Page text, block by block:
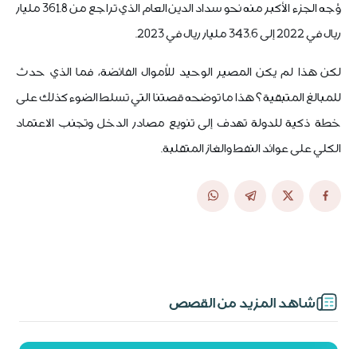
وُجه الجزء الأكبر منه نحو سداد الدين العام الذي تراجع من 361.8 مليار
ريال في 2022 إلى 343.6 مليار ريال في 2023.
لكن هذا لم يكن المصير الوحيد للأموال الفائضة، فما الذي حدث
للمبالغ المتبقية؟ هذا ما توضحه قصتنا التي تسلط الضوء كذلك على
خطة ذكية للدولة تهدف إلى تنويع مصادر الدخل وتجنب الاعتماد
الكلي على عوائد النفط والغاز المتقلبة.
شاهد المزيد من القصص